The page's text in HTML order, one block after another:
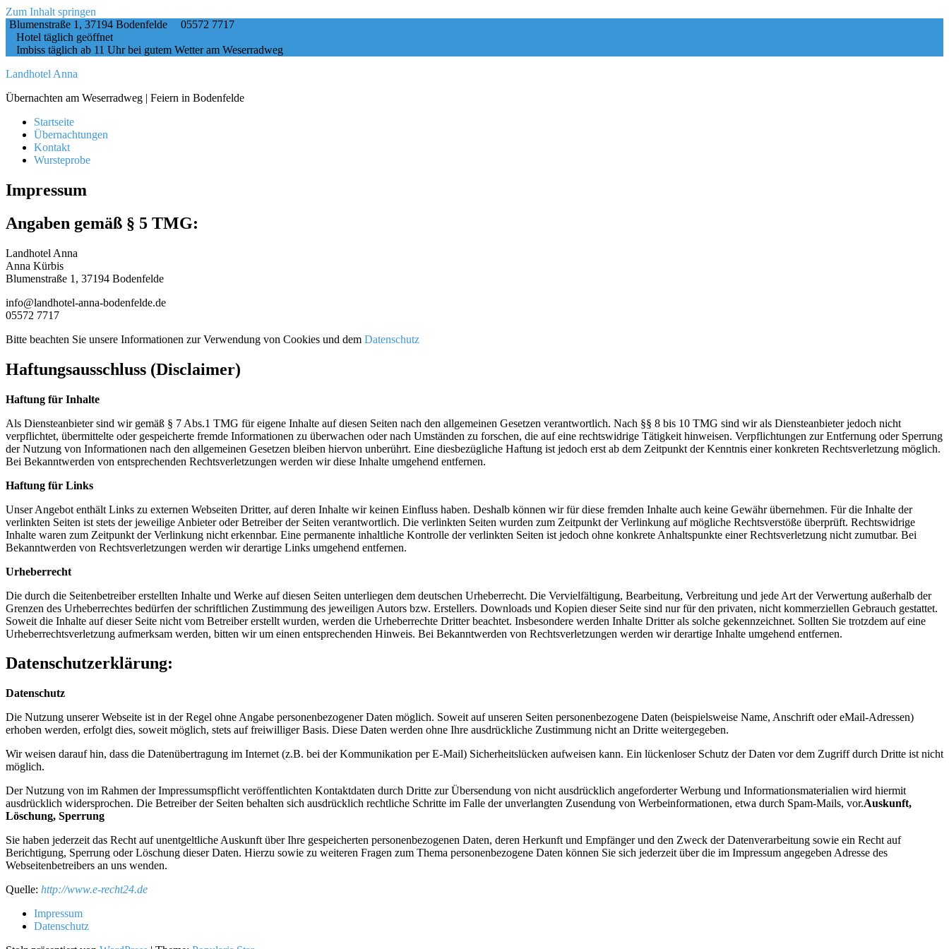
Zum Inhalt springen
Blumenstraße 1, 37194 Bodenfelde
05572 7717
Hotel täglich geöffnet
Imbiss täglich ab 11 Uhr bei gutem Wetter am Weserradweg
Landhotel Anna
Übernachten am Weserradweg | Feiern in Bodenfelde
Startseite
Übernachtungen
Kontakt
Wursteprobe
Impressum
Angaben gemäß § 5 TMG:
Landhotel Anna
Anna Kürbis
Blumenstraße 1, 37194 Bodenfelde
info@landhotel-anna-bodenfelde.de
05572 7717
Bitte beachten Sie unsere Informationen zur Verwendung von Cookies und dem Datenschutz
Haftungsausschluss (Disclaimer)
Haftung für Inhalte
Als Diensteanbieter sind wir gemäß § 7 Abs.1 TMG für eigene Inhalte auf diesen Seiten nach den allgemeinen Gesetzen verantwortlich. Nach §§ 8 bis 10 TMG sind wir als Diensteanbieter jedoch nicht
verpflichtet, übermittelte oder gespeicherte fremde Informationen zu überwachen oder nach Umständen zu forschen, die auf eine rechtswidrige Tätigkeit hinweisen. Verpflichtungen zur Entfernung oder Sperrung
der Nutzung von Informationen nach den allgemeinen Gesetzen bleiben hiervon unberührt. Eine diesbezügliche Haftung ist jedoch erst ab dem Zeitpunkt der Kenntnis einer konkreten Rechtsverletzung möglich.
Bei Bekanntwerden von entsprechenden Rechtsverletzungen werden wir diese Inhalte umgehend entfernen.
Haftung für Links
Unser Angebot enthält Links zu externen Webseiten Dritter, auf deren Inhalte wir keinen Einfluss haben. Deshalb können wir für diese fremden Inhalte auch keine Gewähr übernehmen. Für die Inhalte der
verlinkten Seiten ist stets der jeweilige Anbieter oder Betreiber der Seiten verantwortlich. Die verlinkten Seiten wurden zum Zeitpunkt der Verlinkung auf mögliche Rechtsverstöße überprüft. Rechtswidrige
Inhalte waren zum Zeitpunkt der Verlinkung nicht erkennbar. Eine permanente inhaltliche Kontrolle der verlinkten Seiten ist jedoch ohne konkrete Anhaltspunkte einer Rechtsverletzung nicht zumutbar. Bei
Bekanntwerden von Rechtsverletzungen werden wir derartige Links umgehend entfernen.
Urheberrecht
Die durch die Seitenbetreiber erstellten Inhalte und Werke auf diesen Seiten unterliegen dem deutschen Urheberrecht. Die Vervielfältigung, Bearbeitung, Verbreitung und jede Art der Verwertung außerhalb der
Grenzen des Urheberrechtes bedürfen der schriftlichen Zustimmung des jeweiligen Autors bzw. Erstellers. Downloads und Kopien dieser Seite sind nur für den privaten, nicht kommerziellen Gebrauch gestattet.
Soweit die Inhalte auf dieser Seite nicht vom Betreiber erstellt wurden, werden die Urheberrechte Dritter beachtet. Insbesondere werden Inhalte Dritter als solche gekennzeichnet. Sollten Sie trotzdem auf eine
Urheberrechtsverletzung aufmerksam werden, bitten wir um einen entsprechenden Hinweis. Bei Bekanntwerden von Rechtsverletzungen werden wir derartige Inhalte umgehend entfernen.
Datenschutzerklärung:
Datenschutz
Die Nutzung unserer Webseite ist in der Regel ohne Angabe personenbezogener Daten möglich. Soweit auf unseren Seiten personenbezogene Daten (beispielsweise Name, Anschrift oder eMail-Adressen)
erhoben werden, erfolgt dies, soweit möglich, stets auf freiwilliger Basis. Diese Daten werden ohne Ihre ausdrückliche Zustimmung nicht an Dritte weitergegeben.
Wir weisen darauf hin, dass die Datenübertragung im Internet (z.B. bei der Kommunikation per E-Mail) Sicherheitslücken aufweisen kann. Ein lückenloser Schutz der Daten vor dem Zugriff durch Dritte ist nicht
möglich.
Der Nutzung von im Rahmen der Impressumspflicht veröffentlichten Kontaktdaten durch Dritte zur Übersendung von nicht ausdrücklich angeforderter Werbung und Informationsmaterialien wird hiermit
ausdrücklich widersprochen. Die Betreiber der Seiten behalten sich ausdrücklich rechtliche Schritte im Falle der unverlangten Zusendung von Werbeinformationen, etwa durch Spam-Mails, vor.Auskunft,
Löschung, Sperrung
Sie haben jederzeit das Recht auf unentgeltliche Auskunft über Ihre gespeicherten personenbezogenen Daten, deren Herkunft und Empfänger und den Zweck der Datenverarbeitung sowie ein Recht auf
Berichtigung, Sperrung oder Löschung dieser Daten. Hierzu sowie zu weiteren Fragen zum Thema personenbezogene Daten können Sie sich jederzeit über die im Impressum angegeben Adresse des
Webseitenbetreibers an uns wenden.
Quelle: http://www.e-recht24.de
Impressum
Datenschutz